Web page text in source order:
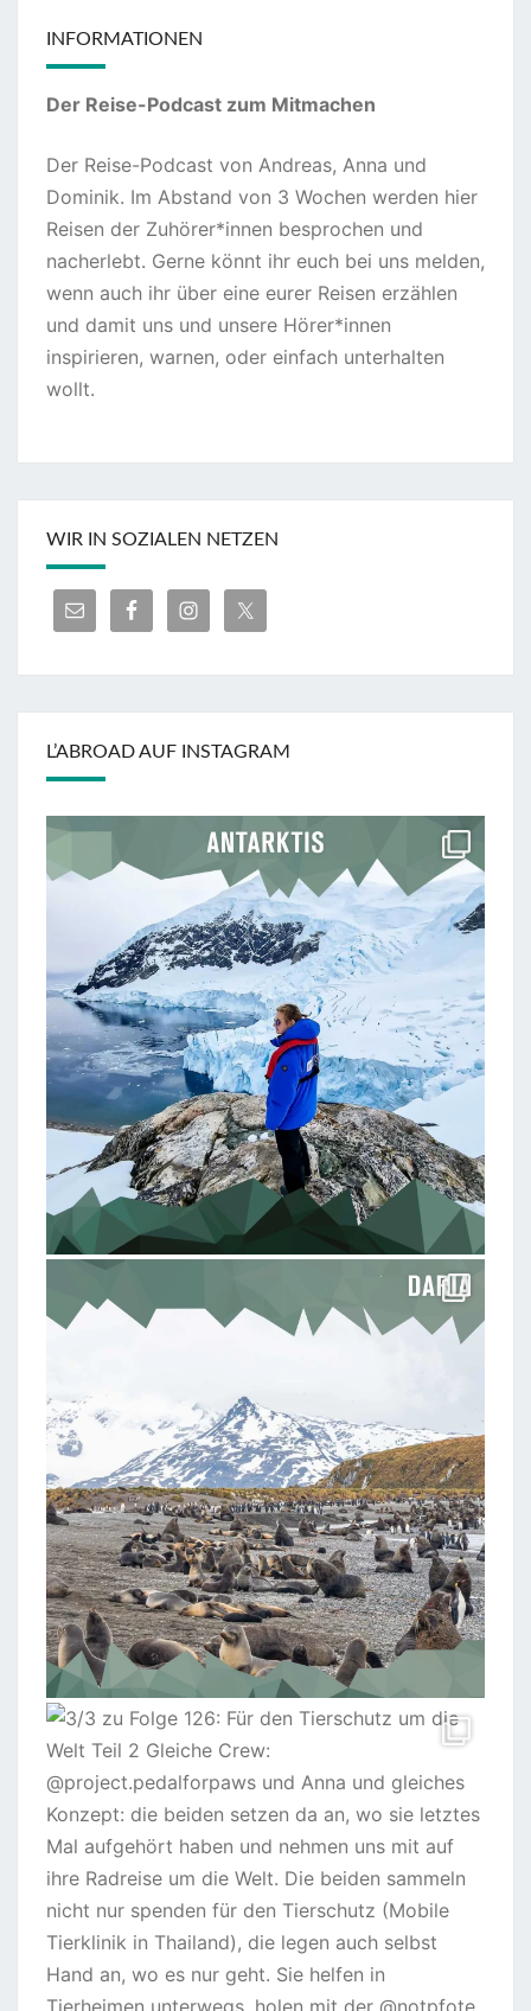
INFORMATIONEN
Der Reise-Podcast zum Mitmachen
Der Reise-Podcast von Andreas, Anna und
Dominik. Im Abstand von 3 Wochen werden hier
Reisen der Zuhörer*innen besprochen und
nacherlebt. Gerne könnt ihr euch bei uns melden,
wenn auch ihr über eine eurer Reisen erzählen
und damit uns und unsere Hörer*innen
inspirieren, warnen, oder einfach unterhalten
wollt.
WIR IN SOZIALEN NETZEN
L’ABROAD AUF INSTAGRAM